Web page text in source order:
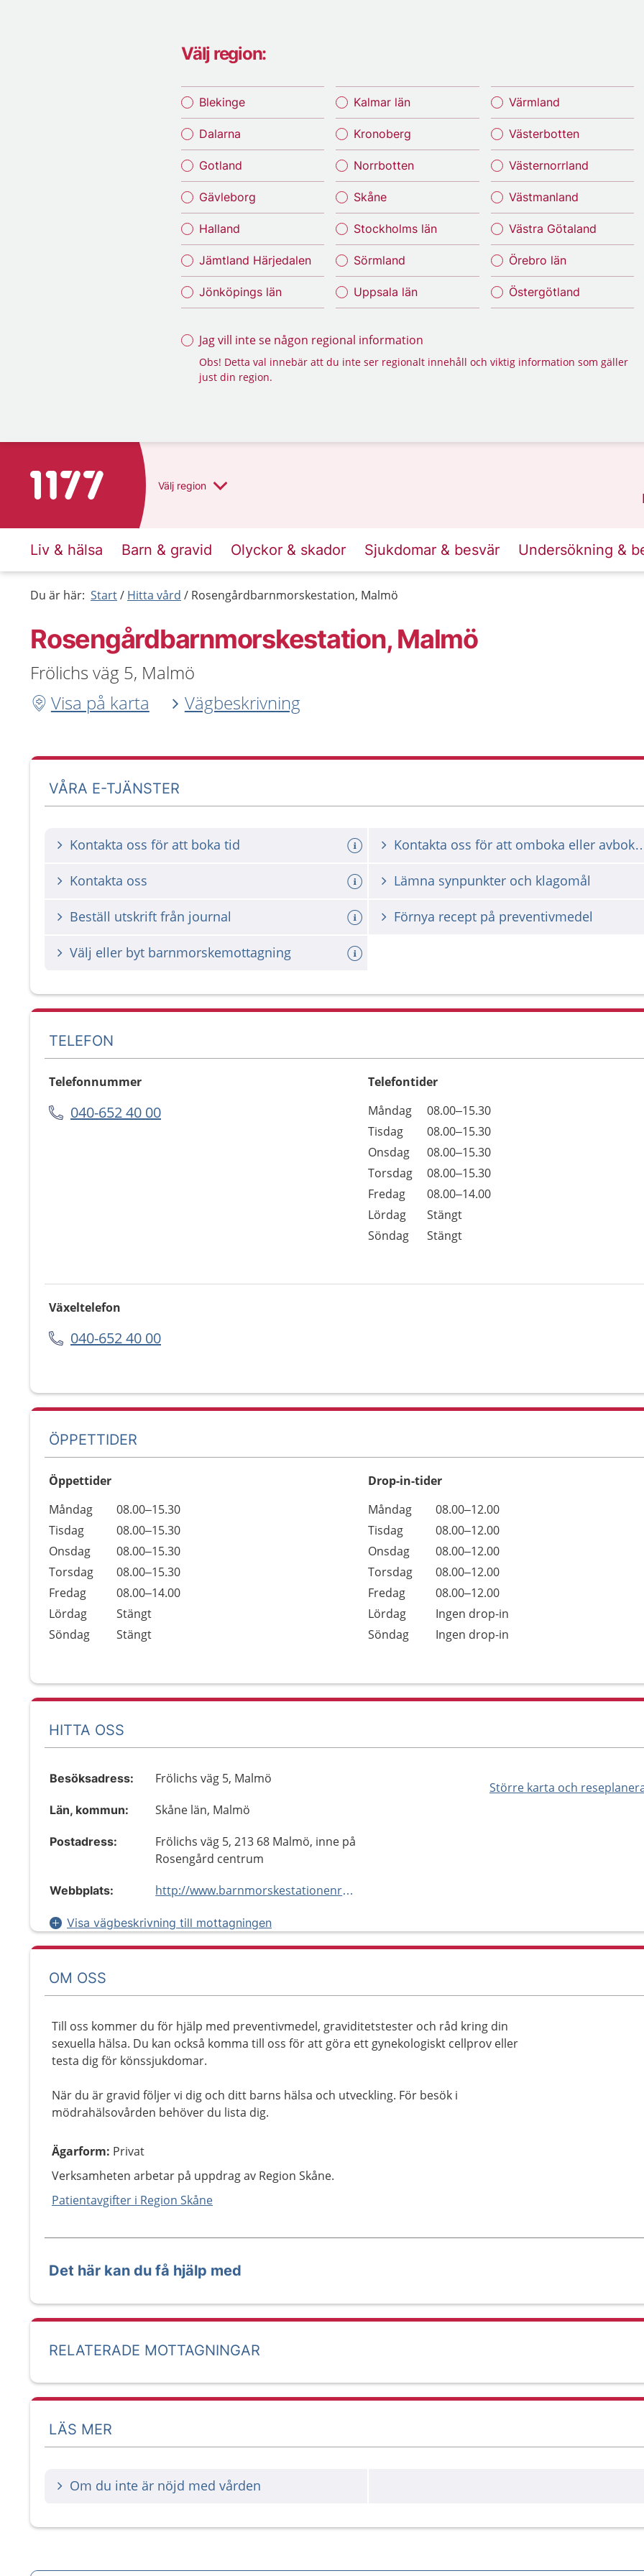
Välj region:
Blekinge
Dalarna
Gotland
Gävleborg
Halland
Jämtland Härjedalen
Jönköpings län
Kalmar län
Kronoberg
Norrbotten
Skåne
Stockholms län
Sörmland
Uppsala län
Värmland
Västerbotten
Västernorrland
Västmanland
Västra Götaland
Örebro län
Östergötland
Jag vill inte se någon regional information
Obs! Detta val innebär att du inte ser regionalt innehåll och viktig information som gäller
just din region.
Till startsidan för 1177 Välj region
Liv & hälsa Barn & gravid Olyckor & skador Sjukdomar & besvär Undersökning &
Du är här: Start Hitta vård Rosengårdbarnmorskestation, Malmö
Rosengårdbarnmorskestation, Malmö
Frölichs väg 5, Malmö
Visa på karta
Vägbeskrivning
VÅRA E-TJÄNSTER
Kontakta oss för att boka tid Kontakta oss för
Kontakta oss Lämna synpunkter och klagomål
Beställ utskrift från journal Förnya recept på preventivmedel
Välj eller byt barnmorskemottagning
TELEFON
Telefonnummer
040-652 40 00
Telefontider
Dag
Öppettider
Kommentarer
Måndag
08.00–15.30
Tisdag
08.00–15.30
Onsdag
08.00–15.30
Torsdag
08.00–15.30
Fredag
08.00–14.00
Lördag
Stängt
Söndag
Stängt
Växeltelefon
040-652 40 00
ÖPPETTIDER
Öppettider
Dag
Öppettider
Kommentarer
Måndag
08.00–15.30
Tisdag
08.00–15.30
Onsdag
08.00–15.30
Torsdag
08.00–15.30
Fredag
08.00–14.00
Lördag
Stängt
Söndag
Stängt
Drop-in-tider
Måndag
08.00–12.00
Tisdag
08.00–12.00
Onsdag
08.00–12.00
Torsdag
08.00–12.00
Fredag
08.00–12.00
Lördag
Ingen drop-in
Söndag
Ingen drop-in
HITTA OSS
Större karta och
Besöksadress: Frölichs väg 5, Malmö
Län, kommun: Skåne län, Malmö
Postadress:
Frölichs väg 5, 213 68 Malmö, inne på
Rosengård centrum
Webbplats: http://www.barnmorskestationenro.se/
Visa vägbeskrivning till mottagningen
OM OSS
Till oss kommer du för hjälp med preventivmedel, graviditetstester och råd kring din
sexuella hälsa. Du kan också komma till oss för att göra ett gynekologiskt cellprov eller
testa dig för könssjukdomar.
När du är gravid följer vi dig och ditt barns hälsa och utveckling. För besök i
mödrahälsovården behöver du lista dig.
Ägarform: Privat
Verksamheten arbetar på uppdrag av Region Skåne.
Patientavgifter i Region Skåne
Det här kan du få hjälp med
RELATERADE MOTTAGNINGAR
LÄS MER
Om du inte är nöjd med vården